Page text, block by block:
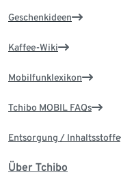
Geschenkideen
Kaffee-Wiki
Mobilfunklexikon
Tchibo MOBIL FAQs
Entsorgung / Inhaltsstoffe
Über Tchibo